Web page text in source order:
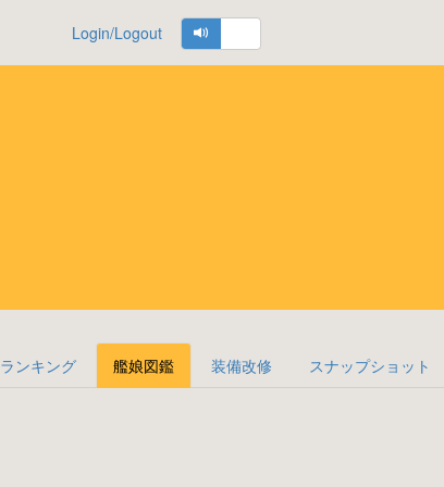
Login/Logout
ランキング 艦娘図鑑 装備改修 スナップショット